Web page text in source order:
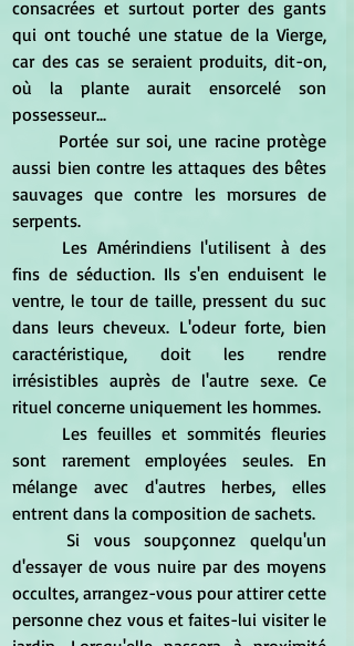
consacrées et surtout porter des gants
qui ont touché une statue de la Vierge,
car des cas se seraient produits, dit-on,
où la plante aurait ensorcelé son
possesseur...
aussi bien contre les attaques des bêtes
sauvages que contre les morsures de
serpents.
fins de séduction. Ils s'en enduisent le
ventre, le tour de taille, pressent du suc
dans leurs cheveux. L'odeur forte, bien
caractéristique, doit les rendre
irrésistibles auprès de l'autre sexe. Ce
rituel concerne uniquement les hommes.
sont rarement employées seules. En
mélange avec d'autres herbes, elles
entrent dans la composition de sachets.
d'essayer de vous nuire par des moyens
occultes, arrangez-vous pour attirer cette
personne chez vous et faites-lui visiter le